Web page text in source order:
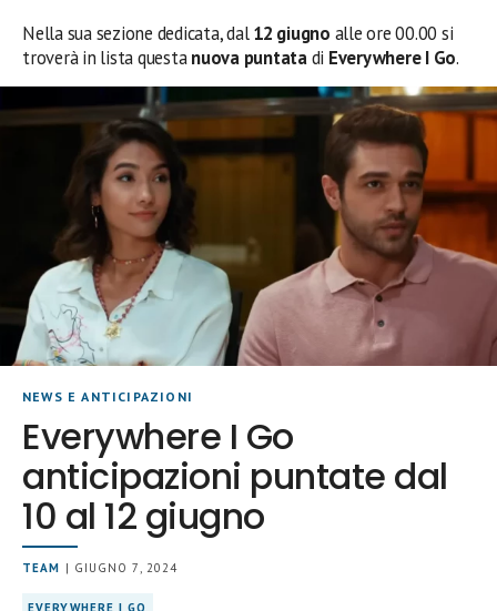
Nella sua sezione dedicata, dal12 giugno alle ore 00.00 si
troverà in lista questanuova puntatadi Everywhere I Go.
NEWS E ANTICIPAZIONI
Everywhere I Go
anticipazioni puntate dal
10 al 12 giugno
TEAM | GIUGNO 7, 2024
EVERYWHERE I GO